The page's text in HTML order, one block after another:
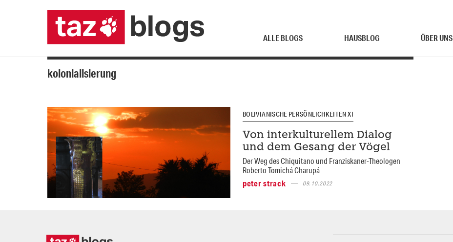
ALLE BLOGS HAUSBLOG ÜBER UNS
kolonialisierung
BOLIVIANISCHE PERSÖNLICHKEITEN XI
Von interkulturellem Dialog
und dem Gesang der Vögel
Der Weg des Chiquitano und Franziskaner-Theologen
Roberto Tomichá Charupá
peter strack
09.10.2022